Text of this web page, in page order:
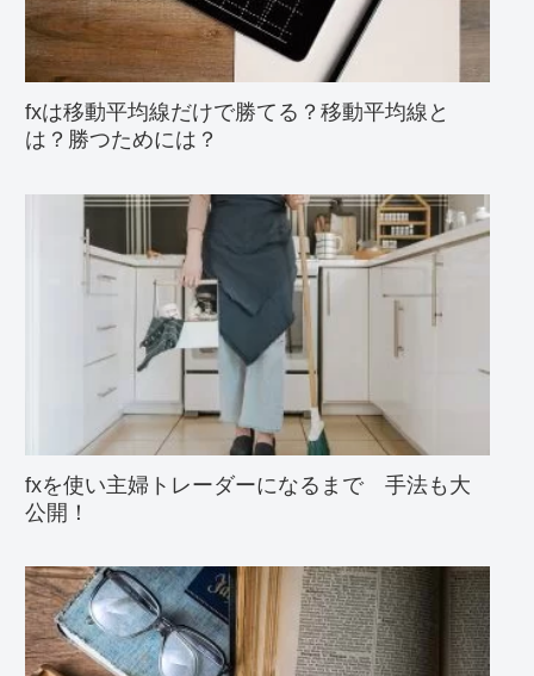
fxは移動平均線だけで勝てる？移動平均線と
は？勝つためには？
fxを使い主婦トレーダーになるまで 手法も大
公開！